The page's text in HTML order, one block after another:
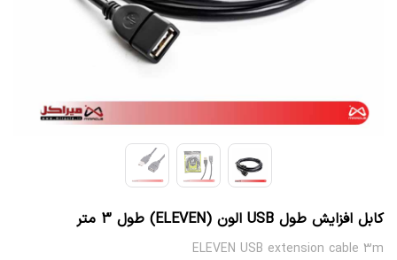
کابل افزایش طول USB الون (ELEVEN) طول 3 متر
ELEVEN USB extension cable 3m